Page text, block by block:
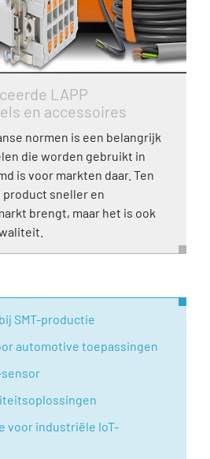
LAPP
en accessoires
normen is een belangrijk
die worden gebruikt in
is voor markten daar. Ten
sneller en
brengt, maar het is ook
SMT-productie
automotive toepassingen
sensor
voor industriële IoT-